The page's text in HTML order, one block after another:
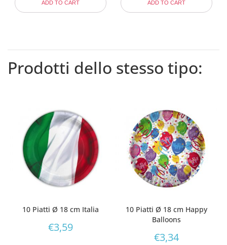
ADD TO CART ADD TO CART
Prodotti dello stesso tipo:
10 Piatti Ø 18 cm Italia
€3,59
10 Piatti Ø 18 cm Happy
Balloons
€3,34